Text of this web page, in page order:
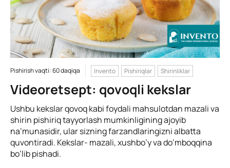
Pishirish vaqti: 60 daqiqa Invento Pishiriqlar Shirinliklar
Videoretsept: qovoqli kekslar
Ushbu kekslar qovoq kabi foydali mahsulotdan mazali va
shirin pishiriq tayyorlash mumkinligining ajoyib
na’munasidir, ular sizning farzandlaringizni albatta
quvontiradi. Kekslar- mazali, xushbo’y va do’mboqqina
bo’lib pishadi.